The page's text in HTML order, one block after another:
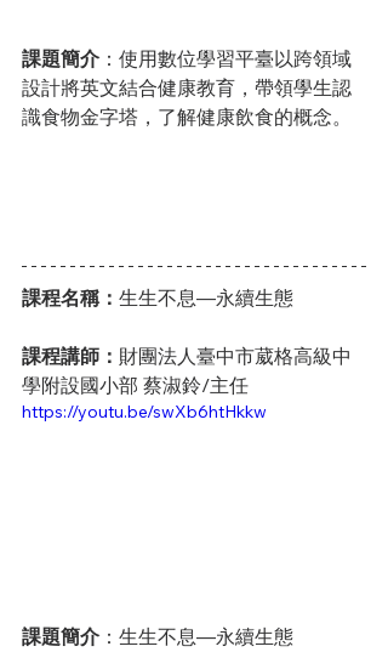
課題簡介 ：使用數位學習平臺以跨領域
設計將英文結合健康教育，帶領學生認
識食物金字塔，了解健康飲食的概念。
課程名稱： 生生不息—永續生態
課程講師： 財團法人臺中市葳格高級中
學附設國小部 蔡淑鈴/主任
https://youtu.be/swXb6htHkkw
課題簡介 ：生生不息—永續生態